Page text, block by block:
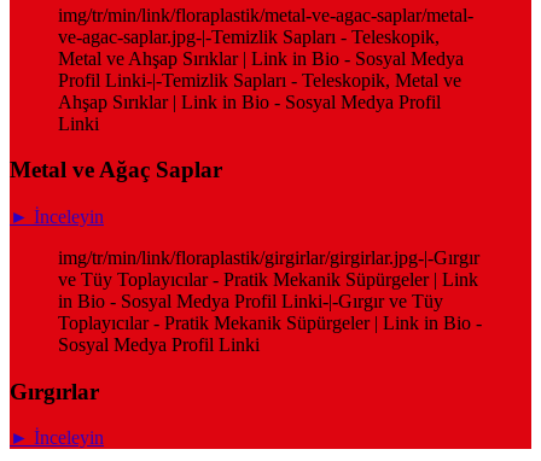
img/tr/min/link/floraplastik/metal-ve-agac-saplar/metal-
ve-agac-saplar.jpg-|-Temizlik Sapları - Teleskopik,
Metal ve Ahşap Sırıklar | Link in Bio - Sosyal Medya
Profil Linki-|-Temizlik Sapları - Teleskopik, Metal ve
Ahşap Sırıklar | Link in Bio - Sosyal Medya Profil
Linki
Metal ve Ağaç Saplar
► İnceleyin
img/tr/min/link/floraplastik/girgirlar/girgirlar.jpg-|-Gırgır
ve Tüy Toplayıcılar - Pratik Mekanik Süpürgeler | Link
in Bio - Sosyal Medya Profil Linki-|-Gırgır ve Tüy
Toplayıcılar - Pratik Mekanik Süpürgeler | Link in Bio -
Sosyal Medya Profil Linki
Gırgırlar
► İnceleyin